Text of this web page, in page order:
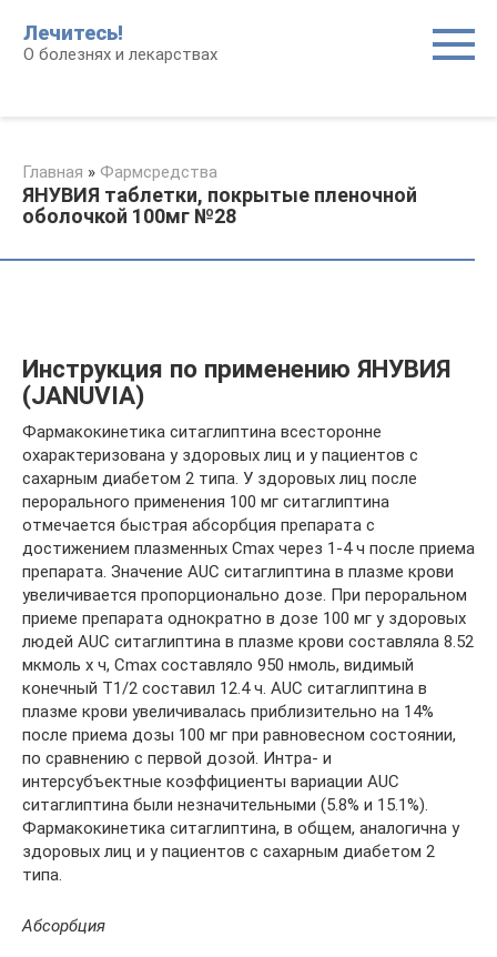
контенту
Лечитесь!
О болезнях и лекарствах
Главная » Фармсредства
ЯНУВИЯ таблетки, покрытые пленочной
оболочкой 100мг №28
Инструкция по применению ЯНУВИЯ
(JANUVIA)
Фармакокинетика ситаглиптина всесторонне
охарактеризована у здоровых лиц и у пациентов с
сахарным диабетом 2 типа. У здоровых лиц после
перорального применения 100 мг ситаглиптина
отмечается быстрая абсорбция препарата с
достижением плазменных Cmax через 1-4 ч после приема
препарата. Значение AUC ситаглиптина в плазме крови
увеличивается пропорционально дозе. При пероральном
приеме препарата однократно в дозе 100 мг у здоровых
людей AUC ситаглиптина в плазме крови составляла 8.52
мкмоль х ч, Cmax составляло 950 нмоль, видимый
конечный T1/2 составил 12.4 ч. AUC ситаглиптина в
плазме крови увеличивалась приблизительно на 14%
после приема дозы 100 мг при равновесном состоянии,
по сравнению с первой дозой. Интра- и
интерсубъектные коэффициенты вариации AUC
ситаглиптина были незначительными (5.8% и 15.1%).
Фармакокинетика ситаглиптина, в общем, аналогична у
здоровых лиц и у пациентов с сахарным диабетом 2
типа.
Абсорбция